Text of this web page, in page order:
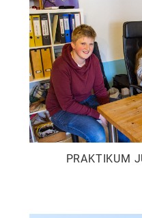
PRAKTIKUM